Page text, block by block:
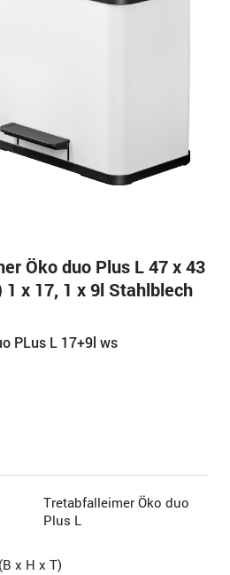
Öko duo Plus L 47 x 43
1 x 17, 1 x 9l Stahlblech
PLus L 17+9l ws
Tretabfalleimer Öko duo
Plus L
x H x T)